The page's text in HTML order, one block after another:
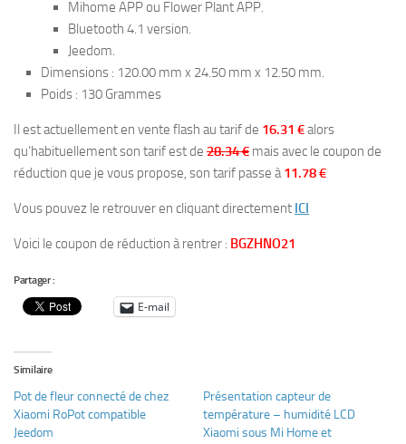
Mihome APP ou Flower Plant APP.
Bluetooth 4.1 version.
Jeedom.
Dimensions : 120.00 mm x 24.50 mm x 12.50 mm.
Poids : 130 Grammes
Il est actuellement en vente flash au tarif de 16.31 €alors
qu’habituellement son tarif est de 28.34 € mais avec le coupon de
réduction que je vous propose, son tarif passe à11.78 €
Vous pouvez le retrouver en cliquant directement ICI
Voici le coupon de réduction à rentrer : BGZHNO21
Partager :
E-mail
Similaire
Pot de fleur connecté de chez
Xiaomi RoPot compatible
Jeedom
Présentation capteur de
température – humidité LCD
Xiaomi sous Mi Home et